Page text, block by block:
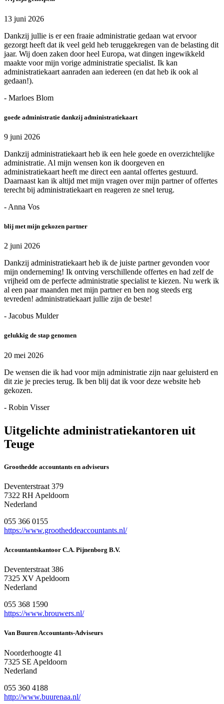
13 juni 2026
Dankzij jullie is er een fraaie administratie gedaan wat ervoor
gezorgt heeft dat ik veel geld heb teruggekregen van de belasting dit
jaar. Wij doen zaken door heel Europa, wat dingen ingewikkeld
maakte voor mijn vorige administratie specialist. Ik kan
administratiekaart aanraden aan iedereen (en dat heb ik ook al
gedaan!).
- Marloes Blom
goede administratie dankzij administratiekaart
9 juni 2026
Dankzij administratiekaart heb ik een hele goede en overzichtelijke
administratie. Al mijn wensen kon ik doorgeven en
administratiekaart heeft me direct een aantal offertes gestuurd.
Daarnaast kan ik altijd met mijn vragen over mijn partner of offertes
terecht bij administratiekaart en reageren ze snel terug.
- Anna Vos
blij met mijn gekozen partner
2 juni 2026
Dankzij administratiekaart heb ik de juiste partner gevonden voor
mijn onderneming! Ik ontving verschillende offertes en had zelf de
vrijheid om de perfecte administratie specialist te kiezen. Nu werk ik
al een paar maanden met mijn partner en ben nog steeds erg
tevreden! administratiekaart jullie zijn de beste!
- Jacobus Mulder
gelukkig de stap genomen
20 mei 2026
De wensen die ik had voor mijn administratie zijn naar geluisterd en
dit zie je precies terug. Ik ben blij dat ik voor deze website heb
gekozen.
- Robin Visser
Uitgelichte administratiekantoren uit
Teuge
Groothedde accountants en adviseurs
Deventerstraat 379
7322 RH Apeldoorn
Nederland
055 366 0155
https://www.grootheddeaccountants.nl/
Accountantskantoor C.A. Pijnenborg B.V.
Deventerstraat 386
7325 XV Apeldoorn
Nederland
055 368 1590
https://www.brouwers.nl/
Van Buuren Accountants-Adviseurs
Noorderhoogte 41
7325 SE Apeldoorn
Nederland
055 360 4188
http://www.buurenaa.nl/